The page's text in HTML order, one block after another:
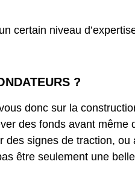
certain niveau
?
donc sur la
des fonds avant même
signes de traction,
être seulement une